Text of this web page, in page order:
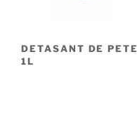
DETASANT DE PETE
1L